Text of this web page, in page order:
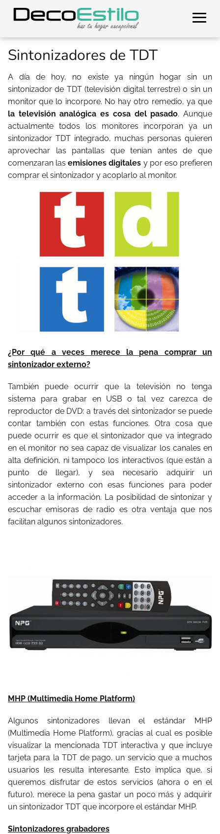
Sintonizadores de TDT
A día de hoy, no existe ya ningún hogar sin un
sintonizador de TDT (televisión digital terrestre) o sin un
monitor que lo incorpore. No hay otro remedio, ya que
la televisión analógica es cosa del pasado. Aunque
actualmente todos los monitores incorporan ya un
sintonizador TDT integrado, muchas personas quieren
aprovechar las pantallas que tenían antes de que
comenzaran las emisiones digitales y por eso prefieren
comprar el sintonizador y acoplarlo al monitor.
¿Por qué a veces merece la pena comprar un
sintonizador externo?
También puede ocurrir que la televisión no tenga
sistema para grabar en USB o tal vez carezca de
reproductor de DVD: a través del sintonizador se puede
contar también con estas funciones. Otra cosa que
puede ocurrir es que el sintonizador que va integrado
en el monitor no sea capaz de visualizar los canales en
alta definición, ni tampoco los interactivos (que están a
punto de llegar), y sea necesario adquirir un
sintonizador externo con esas funciones para poder
acceder a la información. La posibilidad de sintonizar y
escuchar emisoras de radio es otra ventaja que nos
facilitan algunos sintonizadores.
MHP (Multimedia Home Platform)
Algunos sintonizadores llevan el estándar MHP
(Multimedia Home Platform), gracias al cual es posible
visualizar la mencionada TDT interactiva y que incluye
tarjeta para la TDT de pago, un servicio que a muchos
usuarios les resulta interesante. Esto implica que, si
queremos disfrutar de estos servicios (ahora o en el
futuro), merece la pena gastar un poco más y adquirir
un sintonizador TDT que incorpore el estándar MHP.
Sintonizadores grabadores